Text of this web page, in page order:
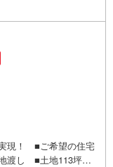
現！ ■ご希望の住宅
渡し ■土地113坪以